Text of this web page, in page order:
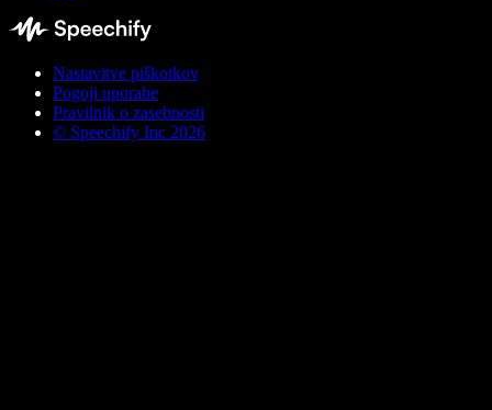
Nastavitve piškotkov
Pogoji uporabe
Pravilnik o zasebnosti
© Speechify Inc 2026